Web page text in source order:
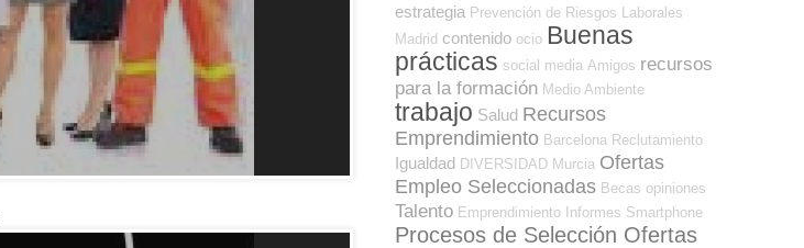
estrategia Prevención de Riesgos Laborales
Madrid contenido ocio Buenas
prácticas social media Amigos recursos
para la formación Medio Ambiente
trabajo Salud Recursos
Emprendimiento Barcelona Reclutamiento
Igualdad DIVERSIDAD Murcia Ofertas
Empleo Seleccionadas Becas opiniones
Talento Emprendimiento Informes Smartphone
Procesos de Selección Ofertas